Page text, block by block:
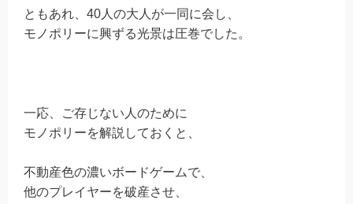
ともあれ、40人の大人が一同に会し、
モノポリーに興ずる光景は圧巻でした。
一応、ご存じない人のために
モノポリーを解説しておくと、
不動産色の濃いボードゲームで、
他のプレイヤーを破産させ、